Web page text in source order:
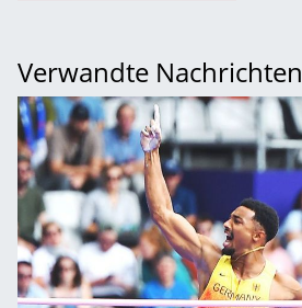
Verwandte Nachrichten